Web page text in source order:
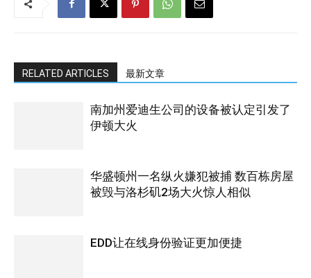
RELATED ARTICLES 最新文章
南加州爱迪生公司的设备被认定引发了
伊顿大火
华盛顿州一名纵火嫌犯被捕 数百栋房屋
被毁与洛杉矶2场大火惊人相似
EDD让在线身份验证更加便捷